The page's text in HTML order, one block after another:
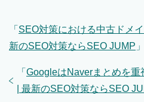
「 SEO対策における中古ドメ
新のSEO対策ならSEO JUMP 」
「 GoogleはNaverまとめを重
| 最新のSEO対策ならSEO